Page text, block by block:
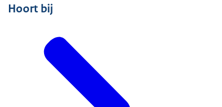
Hoort bij